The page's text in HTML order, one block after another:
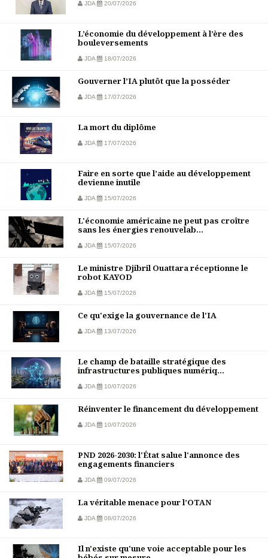
JDA 20/07/2026
L’économie du développement à l’ère des
bouleversements
JDA 18/07/2026
Gouverner l’IA plutôt que la posséder
JDA 17/07/2026
La mort du diplôme
JDA 17/07/2026
Faire en sorte que l’aide au développement
devienne inutile
JDA 15/07/2026
L'économie américaine ne peut pas croître
sans les énergies renouvelab...
JDA 15/07/2026
Le ministre Djibril Ouattara réceptionne le
robot KAYOD
JDA 15/07/2026
Ce qu'exige la gouvernance de l'IA
JDA 13/07/2026
Le champ de bataille stratégique des
infrastructures publiques numériq...
JDA 10/07/2026
Réinventer le financement du développement
JDA 10/07/2026
PND 2026-2030: l'État salue l'annonce des
engagements financiers
JDA 09/07/2026
La véritable menace pour l’OTAN
JDA 08/07/2026
Il n'existe qu'une voie acceptable pour les